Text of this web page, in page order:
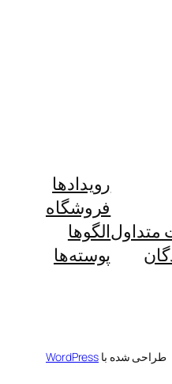
متداول
رویدادها
فروشگاه
الگوها
پوسته‌ها
طراحی شده با WordPress